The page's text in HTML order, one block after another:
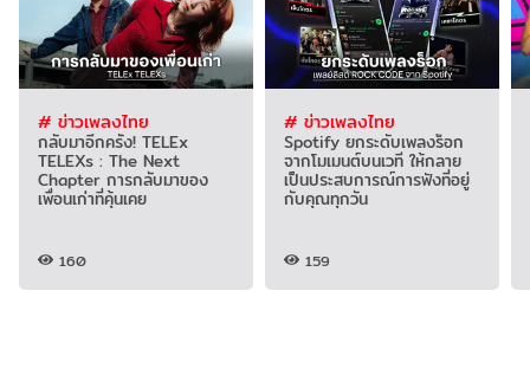
# ข่าวเพลงไทย
กลับมาอีกครั้ง! TELEx
TELEXs : The Next
Chapter การกลับมาของ
เพื่อนเก่าที่คุ้นเคย
160
# ข่าวเพลงไทย
Spotify ยกระดับเพลงร็อก
จากโมเมนต์บนเวที ให้กลาย
เป็นประสบการณ์การฟังที่อยู่
กับคุณทุกวัน
159